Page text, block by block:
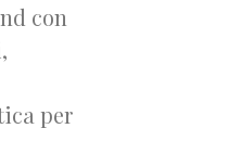
con
per